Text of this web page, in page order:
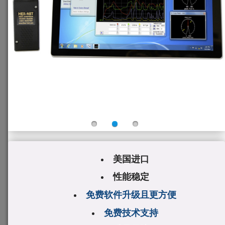
美国进口
性能稳定
免费软件升级且更方便
免费技术支持